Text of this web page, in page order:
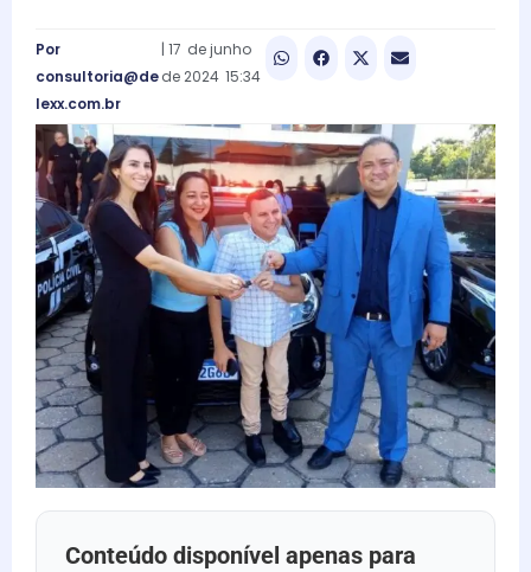
Por
consultoria@de
lexx.com.br
| 17 dejunho
de 2024 15:34
Conteúdo disponível apenas para